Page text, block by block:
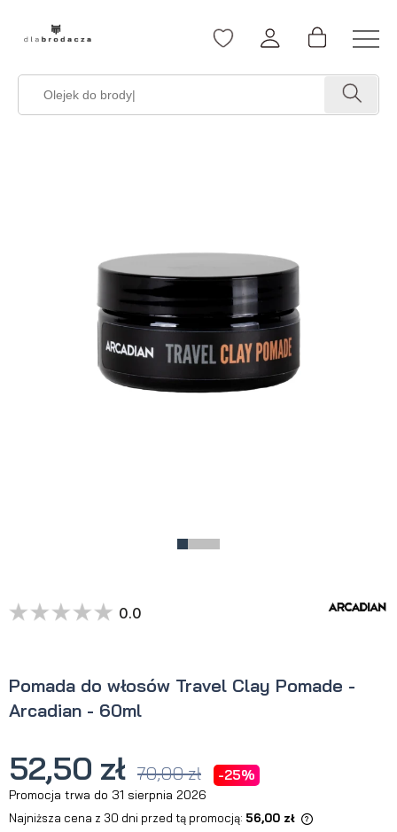
Pomada do włosów Travel Clay Pomade -
Arcadian - 60ml
0.0
52,50 zł 70,00 zł -25%
Promocja trwa do 31 sierpnia 2026
Najniższa cena z 30 dni przed tą promocją: 56,00 zł